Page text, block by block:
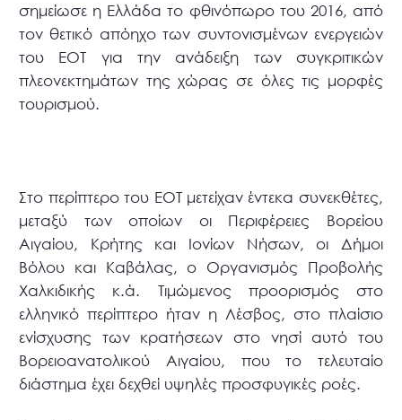
σημείωσε η Ελλάδα το φθινόπωρο του 2016, από
τον θετικό απόηχο των συντονισμένων ενεργειών
του ΕΟΤ για την ανάδειξη των συγκριτικών
πλεονεκτημάτων της χώρας σε όλες τις μορφές
τουρισμού.
Στο περίπτερο του ΕΟΤ μετείχαν έντεκα συνεκθέτες,
μεταξύ των οποίων οι Περιφέρειες Βορείου
Αιγαίου, Κρήτης και Ιονίων Νήσων, οι Δήμοι
Βόλου και Καβάλας, ο Οργανισμός Προβολής
Χαλκιδικής κ.ά. Τιμώμενος προορισμός στο
ελληνικό περίπτερο ήταν η Λέσβος, στο πλαίσιο
ενίσχυσης των κρατήσεων στο νησί αυτό του
Βορειοανατολικού Αιγαίου, που το τελευταίο
διάστημα έχει δεχθεί υψηλές προσφυγικές ροές.